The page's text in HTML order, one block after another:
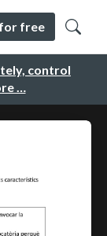
control
…
free